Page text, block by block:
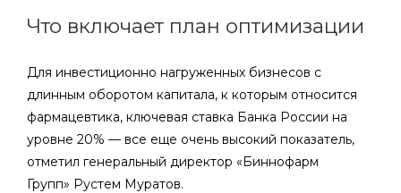
Что включает план оптимизации
Для инвестиционно нагруженных бизнесов с
длинным оборотом капитала, к которым относится
фармацевтика, ключевая ставка Банка России на
уровне 20% — все еще очень высокий показатель,
отметил генеральный директор «Биннофарм
Групп» Рустем Муратов.